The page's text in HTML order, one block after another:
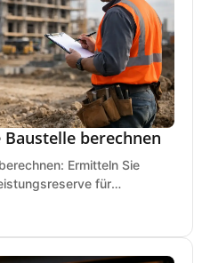
berechnen
Ermitteln Sie
für